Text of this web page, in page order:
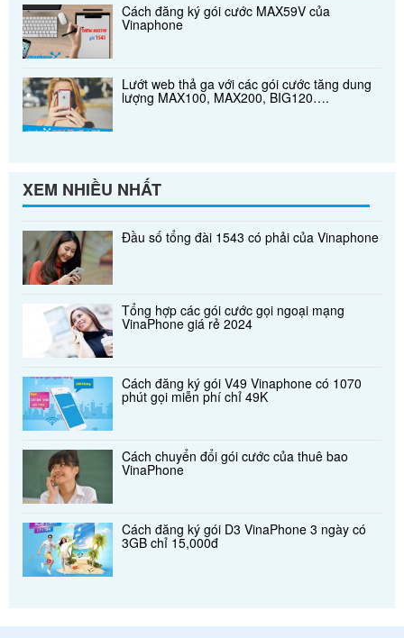
Cách đăng ký gói cước MAX59V của
Vinaphone
Lướt web thả ga với các gói cước tăng dung
lượng MAX100, MAX200, BIG120….
XEM NHIỀU NHẤT
Đầu số tổng đài 1543 có phải của Vinaphone
Tổng hợp các gói cước gọi ngoại mạng
VinaPhone giá rẻ 2024
Cách đăng ký gói V49 Vinaphone có 1070
phút gọi miễn phí chỉ 49K
Cách chuyển đổi gói cước của thuê bao
VinaPhone
Cách đăng ký gói D3 VinaPhone 3 ngày có
3GB chỉ 15,000đ